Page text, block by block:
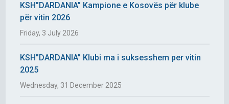
KSH”DARDANIA” Kampione e Kosovës për klube
për vitin 2026
Friday, 3 July 2026
KSH”DARDANIA” Klubi ma i suksesshem per vitin
2025
Wednesday, 31 December 2025